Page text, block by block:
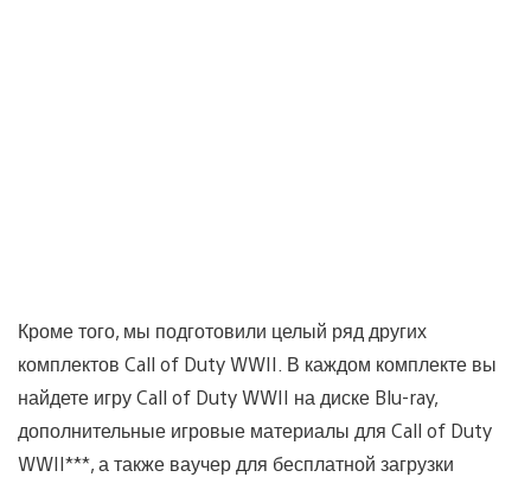
Кроме того, мы подготовили целый ряд других
комплектов Call of Duty WWII. В каждом комплекте вы
найдете игру Call of Duty WWII на диске Blu-ray,
дополнительные игровые материалы для Call of Duty
WWII***, а также ваучер для бесплатной загрузки